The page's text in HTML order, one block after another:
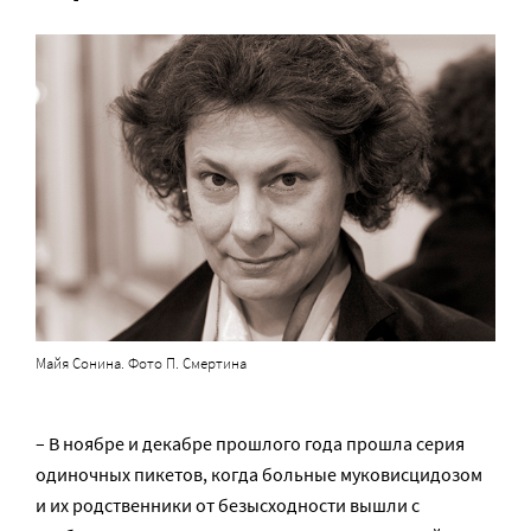
Майя Сонина. Фото П. Смертина
– В ноябре и декабре прошлого года прошла серия
одиночных пикетов, когда больные муковисцидозом
и их родственники от безысходности вышли с